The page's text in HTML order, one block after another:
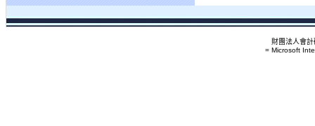
財團法人會
= Microsoft